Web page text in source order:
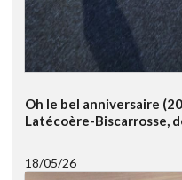
Oh le bel anniversaire
Latécoère-Biscarrosse,
18/05/26